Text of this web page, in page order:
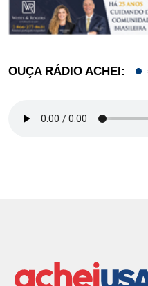
OUÇA RÁDIO ACHEI: